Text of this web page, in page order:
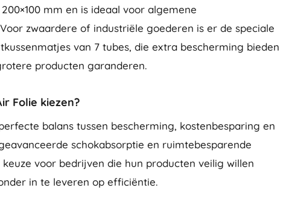
mm en is ideaal voor algemene
zwaardere of industriële goederen is er de speciale
van 7 tubes, die extra bescherming bieden
producten garanderen.
Folie kiezen?
balans tussen bescherming, kostenbesparing en
schokabsorptie en ruimtebesparende
voor bedrijven die hun producten veilig willen
in te leveren op efficiëntie.